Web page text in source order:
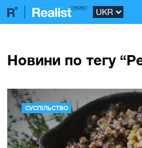
Новини по тегу
СУСПІЛЬСТВО